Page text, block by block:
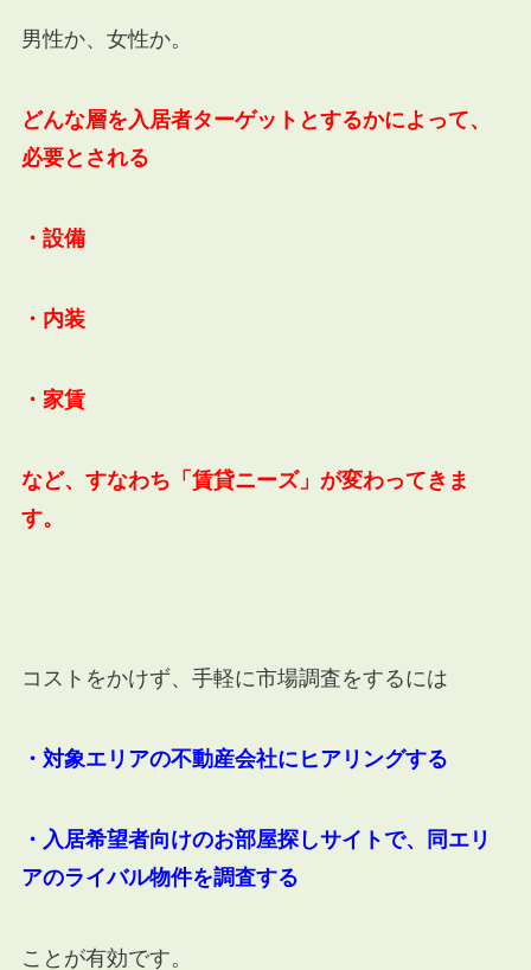
男性か、女性か。
どんな層を入居者ターゲットとするかによって、
必要とされる
・設備
・内装
・家賃
など、すなわち「賃貸ニーズ」が変わってきま
す。
コストをかけず、手軽に市場調査をするには
・対象エリアの不動産会社にヒアリングする
・入居希望者向けのお部屋探しサイトで、同エリ
アのライバル物件を調査する
ことが有効です。